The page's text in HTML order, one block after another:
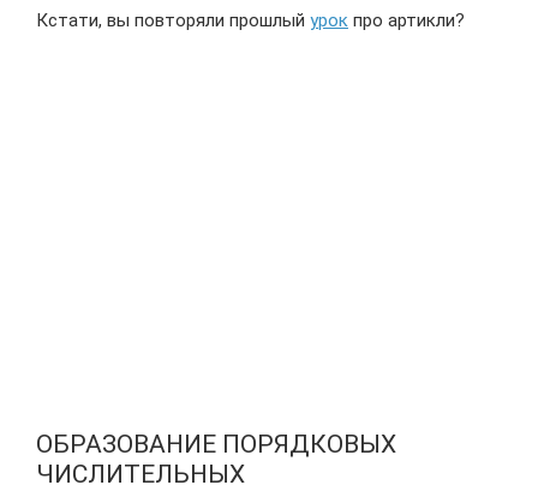
Кстати, вы повторяли прошлый урок про артикли?
ОБРАЗОВАНИЕ ПОРЯДКОВЫХ
ЧИСЛИТЕЛЬНЫХ